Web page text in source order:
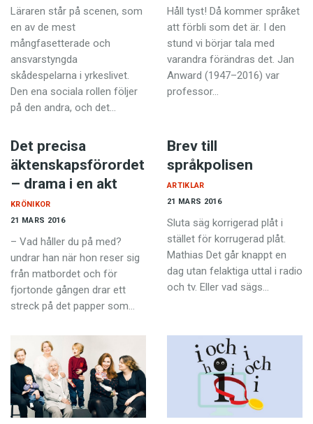
Läraren står på scenen, som
en av de mest
mångfasetterade och
ansvarstyngda
skådespelarna i yrkeslivet.
Den ena sociala rollen följer
på den andra, och det…
Håll tyst! Då kommer språket
att förbli som det är. I den
stund vi börjar tala med
varandra förändras det. Jan
Anward (1947–2016) var
professor…
Det precisa
äktenskapsförordet
– drama i en akt
21 MARS 2016
KRÖNIKOR
– Vad håller du på med?
undrar han när hon reser sig
från matbordet och för
fjortonde gången drar ett
streck på det papper som…
Brev till
språkpolisen
21 MARS 2016
ARTIKLAR
Sluta säg korrigerad plåt i
stället för korrugerad plåt.
Mathias Det går knappt en
dag utan felaktiga uttal i radio
och tv. Eller vad sägs…